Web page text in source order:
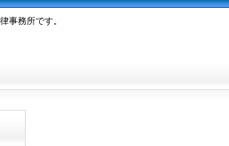
事務所です。